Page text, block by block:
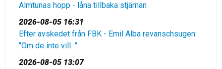
Almtunas hopp - låna tillbaka stjärnan
2026-08-05 16:31
Efter avskedet från FBK - Emil Alba revanschsugen:
"Om de inte vill..."
2026-08-05 13:07